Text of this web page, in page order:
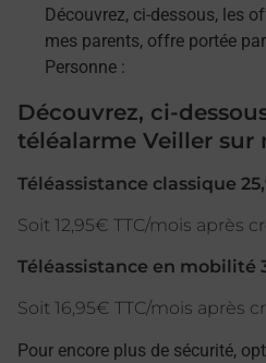
Découvrez, ci-dessous, les
mes parents, offre portée
Personne :
Découvrez, ci-
téléalarme Veiller sur
Téléassistance classique
Soit 12,95€ TTC/mois après
Téléassistance en mobilité
Soit 16,95€ TTC/mois après
Pour encore plus de sécurité,